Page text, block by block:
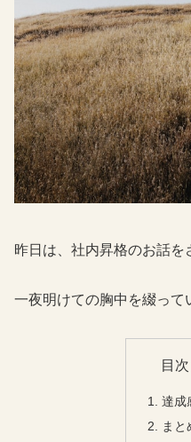
昨日は、社内昇格のお話を
一夜明けての胸中を綴って
目次
達成
まと